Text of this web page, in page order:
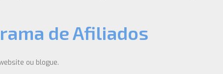
de Afiliados
ou blogue.